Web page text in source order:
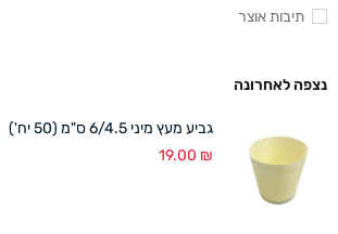
תיבות אוצר
נצפה לאחרונה
גביע מעץ מיני 6/4.5 ס"מ (50 יח')
19.00 ₪